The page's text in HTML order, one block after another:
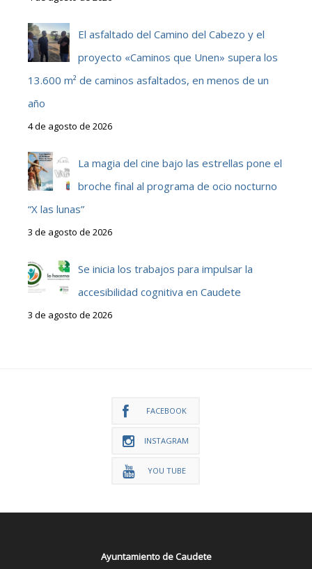
El asfaltado del Camino del Cabezo y el
proyecto «Caminos que Unen» supera los
13.600 m² de caminos asfaltados, en menos de un
año
4 de agosto de 2026
La magia del cine bajo las estrellas pone el
broche final al programa de ocio nocturno
“X las lunas”
3 de agosto de 2026
Se inicia los trabajos para impulsar la
accesibilidad cognitiva en Caudete
3 de agosto de 2026
FACEBOOK
INSTAGRAM
YOU TUBE
Ayuntamiento de Caudete